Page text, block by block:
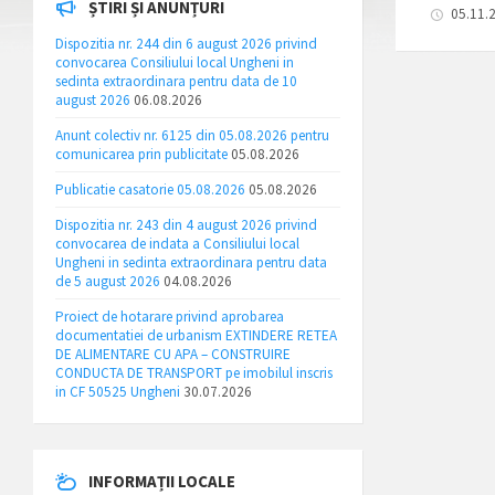
ȘTIRI ȘI ANUNȚURI
Dispozitia nr. 244 din 6 august 2026 privind
convocarea Consiliului local Ungheni in
sedinta extraordinara pentru data de 10
august 2026 06.08.2026
Anunt colectiv nr. 6125 din 05.08.2026 pentru
comunicarea prin publicitate 05.08.2026
Publicatie casatorie 05.08.2026 05.08.2026
Dispozitia nr. 243 din 4 august 2026 privind
convocarea de indata a Consiliului local
Ungheni in sedinta extraordinara pentru data
de 5 august 2026 04.08.2026
Proiect de hotarare privind aprobarea
documentatiei de urbanism EXTINDERE RETEA
DE ALIMENTARE CU APA – CONSTRUIRE
CONDUCTA DE TRANSPORT pe imobilul inscris
in CF 50525 Ungheni 30.07.2026
INFORMAȚII LOCALE